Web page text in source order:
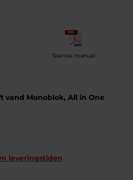
Teknisk manual
vand Monoblok, All in One
leveringstiden